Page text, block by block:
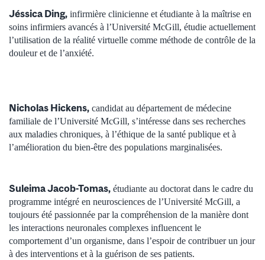
Jéssica Ding, infirmière clinicienne et étudiante à la maîtrise en
soins infirmiers avancés à l’Université McGill, étudie actuellement
l’utilisation de la réalité virtuelle comme méthode de contrôle de la
douleur et de l’anxiété.
Nicholas Hickens, candidat au département de médecine
familiale de l’Université McGill, s’intéresse dans ses recherches
aux maladies chroniques, à l’éthique de la santé publique et à
l’amélioration du bien-être des populations marginalisées.
Suleima Jacob-Tomas, étudiante au doctorat dans le cadre du
programme intégré en neurosciences de l’Université McGill, a
toujours été passionnée par la compréhension de la manière dont
les interactions neuronales complexes influencent le
comportement d’un organisme, dans l’espoir de contribuer un jour
à des interventions et à la guérison de ses patients.